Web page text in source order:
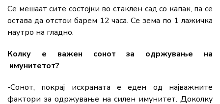
Се мешаат сите состојки во стаклен сад со капак, па се
остава да отстои барем 12 часа. Се зема по 1 лажичка
наутро на гладно.
Колку е важен сонот за одржување на
имунитетот?
-Сонот, покрај исхраната е еден од најважните
фактори за одржување на силен имунитет. Доколку